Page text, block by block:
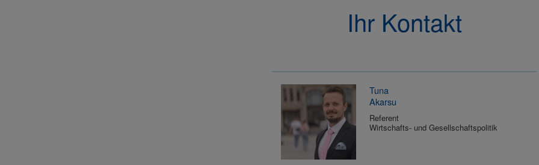
Ihr Kontakt
Tuna
Akarsu
Referent
Wirtschafts- und Gesellschaftspolitik